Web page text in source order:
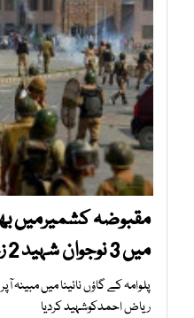
مقبوضہ کشمیرمیں
میں 3 نوجوان شہید 2 زخمی
پلوامہ کے گاؤں نائینا میں مبینہ
ریاض احمدکوشہید کردیا